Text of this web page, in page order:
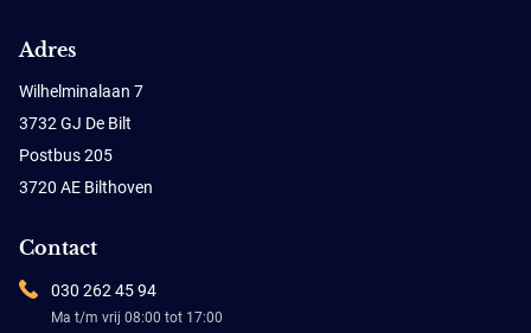
Adres
Wilhelminalaan 7
3732 GJ De Bilt
Postbus 205
3720 AE Bilthoven
Contact
030 262 45 94
Ma t/m vrij 08:00 tot 17:00